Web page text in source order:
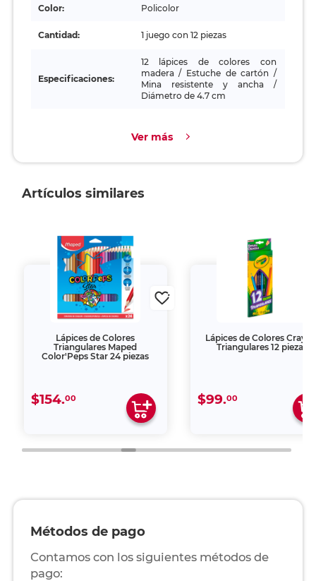
Color: Policolor
Cantidad: 1 juego con 12 piezas
Especificaciones:
12 lápices de colores con
madera / Estuche de cartón /
Mina resistente y ancha /
Diámetro de 4.7 cm
Ver más
Artículos similares
Lápices de Colores
Triangulares Maped
Color'Peps Star 24 piezas
$154.00
Lápices de Colores
Triangulares 12 piezas
$99.00
Métodos de pago
Contamos con los siguientes métodos de
pago: